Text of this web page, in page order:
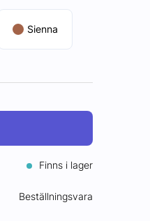
Sienna
Finns i lager
Beställningsvara